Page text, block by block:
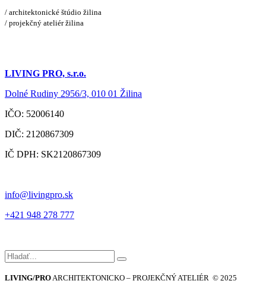
/ architektonické štúdio žilina
/ projekčný ateliér žilina
LIVING PRO, s.r.o.
Dolné Rudiny 2956/3, 010 01 Žilina
IČO: 52006140
DIČ: 2120867309
IČ DPH: SK2120867309
info@livingpro.sk
+421 948 278 777
Hľadať:
LIVING/PROARCHITEKTONICKO – PROJEKČNÝ ATELIÉR © 2025